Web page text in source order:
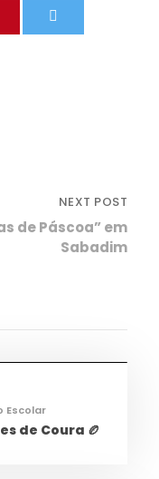
NEXT POST
de Páscoa” em
Sabadim
,Notícias
Escolar
de Coura 🏉